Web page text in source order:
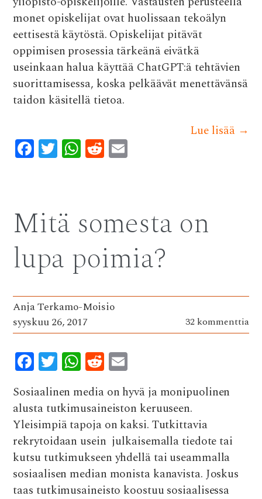
monet opiskelijat ovat huolissaan tekoälyn
eettisestä käytöstä. Opiskelijat pitävät
oppimisen prosessia tärkeänä eivätkä
useinkaan halua käyttää ChatGPT:ä tehtävien
suorittamisessa, koska pelkäävät menettävänsä
taidon käsitellä tietoa.
Lue lisää →
F
ac
o
o
k
T
w
r
W
h
A
p
p
R
e
t
Mitä somesta on
lupa poimia?
Anja Terkamo-Moisio
syyskuu 26, 2017
32 kommenttia
F
ac
e
b
o
o
k
T
w
it
te
r
W
h
at
s
A
p
p
R
e
d
di
t
ai
l
Sosiaalinen media on hyvä ja monipuolinen
alusta tutkimusaineiston keruuseen.
Yleisimpiä tapoja on kaksi. Tutkittavia
rekrytoidaan usein julkaisemalla tiedote tai
kutsu tutkimukseen yhdellä tai useammalla
sosiaalisen median monista kanavista. Joskus
taas tutkimusaineisto koostuu sosiaalisessa